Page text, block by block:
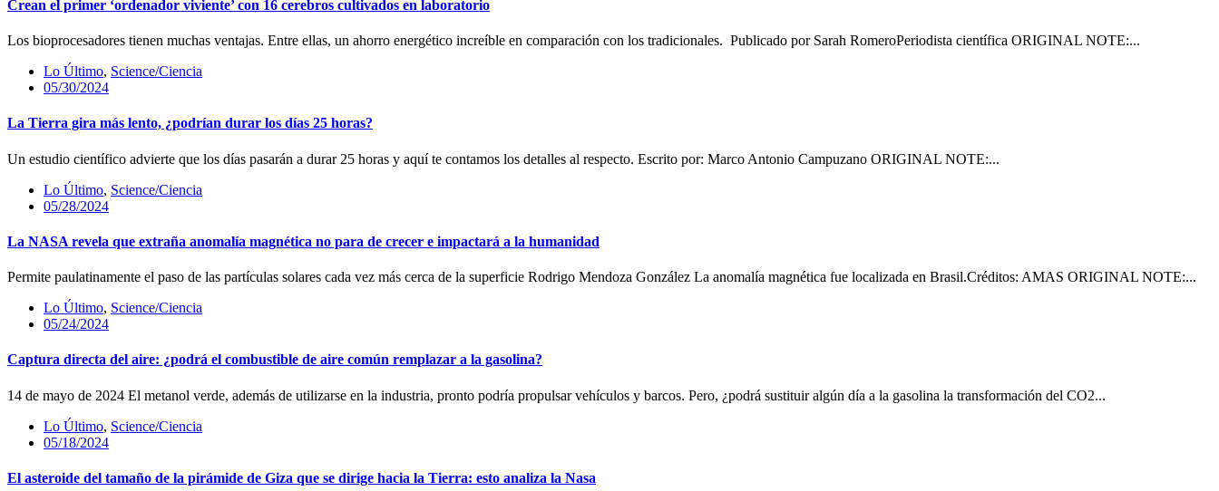
Crean el primer ‘ordenador viviente’ con 16 cerebros cultivados en laboratorio
Los bioprocesadores tienen muchas ventajas. Entre ellas, un ahorro energético increíble en comparación con los tradicionales. Publicado por Sarah RomeroPeriodista científica ORIGINAL NOTE:...
Lo Último, Science/Ciencia
05/30/2024
La Tierra gira más lento, ¿podrían durar los días 25 horas?
Un estudio científico advierte que los días pasarán a durar 25 horas y aquí te contamos los detalles al respecto. Escrito por: Marco Antonio Campuzano ORIGINAL NOTE:...
Lo Último, Science/Ciencia
05/28/2024
La NASA revela que extraña anomalía magnética no para de crecer e impactará a la humanidad
Permite paulatinamente el paso de las partículas solares cada vez más cerca de la superficie Rodrigo Mendoza González La anomalía magnética fue localizada en Brasil.Créditos: AMAS ORIGINAL NOTE:...
Lo Último, Science/Ciencia
05/24/2024
Captura directa del aire: ¿podrá el combustible de aire común remplazar a la gasolina?
14 de mayo de 2024 El metanol verde, además de utilizarse en la industria, pronto podría propulsar vehículos y barcos. Pero, ¿podrá sustituir algún día a la gasolina la transformación del CO2...
Lo Último, Science/Ciencia
05/18/2024
El asteroide del tamaño de la pirámide de Giza que se dirige hacia la Tierra: esto analiza la Nasa